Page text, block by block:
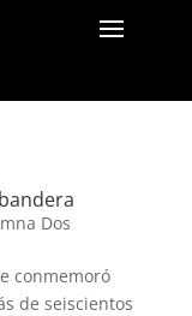
Dos
conmemoró
de seiscientos